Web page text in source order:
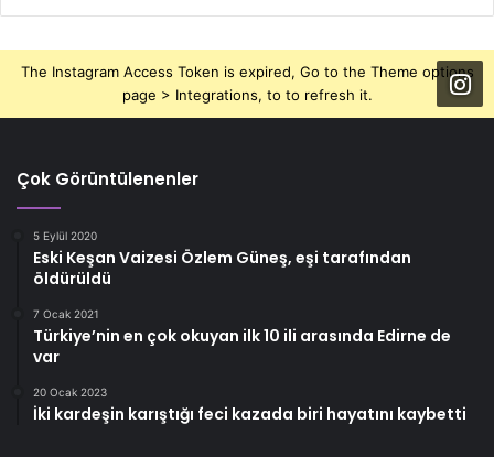
The Instagram Access Token is expired, Go to the Theme options
page > Integrations, to to refresh it.
Çok Görüntülenenler
5 Eylül 2020
Eski Keşan Vaizesi Özlem Güneş, eşi tarafından
öldürüldü
7 Ocak 2021
Türkiye’nin en çok okuyan ilk 10 ili arasında Edirne de
var
20 Ocak 2023
İki kardeşin karıştığı feci kazada biri hayatını kaybetti